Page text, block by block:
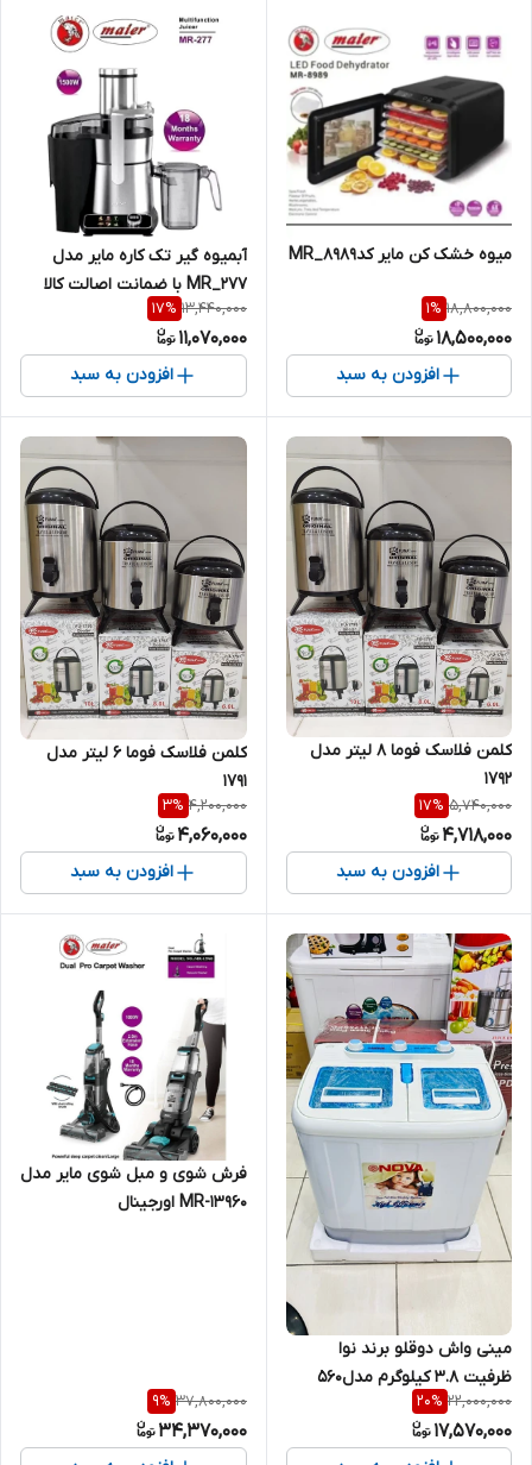
میوه خشک کن مایر کدMR_8989
18,800,000
1%
18,500,000
افزودن به سبد
آبمیوه گیر تک کاره مایر مدل
MR_277 با ضمانت اصالت کالا
13,440,000
17%
11,070,000
افزودن به سبد
کلمن فلاسک فوما 8 لیتر مدل
1792
5,740,000
17%
4,718,000
افزودن به سبد
کلمن فلاسک فوما 6 لیتر مدل
1791
4,200,000
3%
4,060,000
افزودن به سبد
مینی واش دوقلو برند نوا
ظرفیت 3.8 کیلوگرم مدل560
اصلی
22,000,000
20%
17,570,000
فرش شوی و مبل شوی مایر مدل
MR-13960 اورجینال
37,800,000
9%
34,370,000